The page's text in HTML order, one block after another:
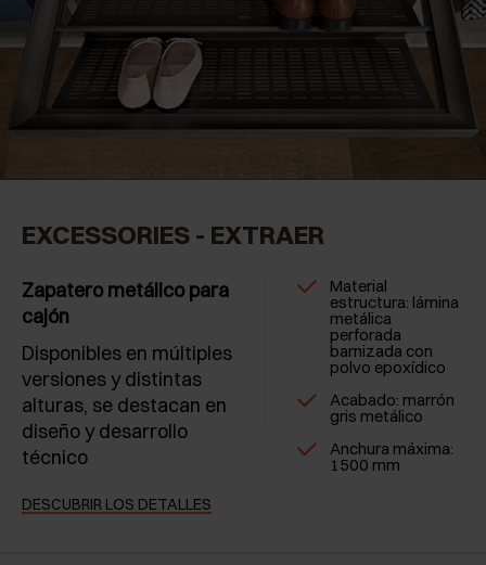
EXCESSORIES - EXTRAER
Zapatero metálico para
cajón
Disponibles en múltiples
versiones y distintas
alturas, se destacan en
diseño y desarrollo
técnico
DESCUBRIR LOS DETALLES
Material
estructura: lámina
metálica
perforada
barnizada con
polvo epoxídico
Acabado: marrón
gris metálico
Anchura máxima:
1500 mm